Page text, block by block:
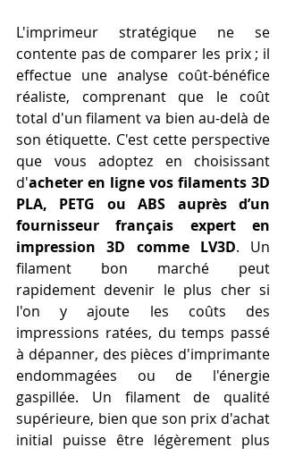
L'imprimeur stratégique ne se
contente pas de comparer les prix ; il
effectue une analyse coût-bénéfice
réaliste, comprenant que le coût
total d'un filament va bien au-delà de
son étiquette. C'est cette perspective
que vous adoptez en choisissant
d'acheter en ligne vos filaments 3D
PLA, PETG ou ABS auprès d’un
fournisseur français expert en
impression 3D comme LV3D. Un
filament bon marché peut
rapidement devenir le plus cher si
l'on y ajoute les coûts des
impressions ratées, du temps passé
à dépanner, des pièces d'imprimante
endommagées ou de l'énergie
gaspillée. Un filament de qualité
supérieure, bien que son prix d'achat
initial puisse être légèrement plus